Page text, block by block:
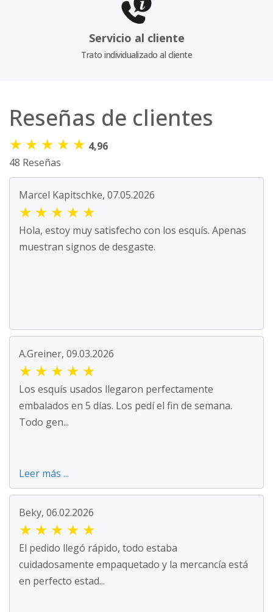
Servicio al cliente
Trato individualizado al cliente
Reseñas de clientes
★ ★ ★ ★ ★ 4,96
48 Reseñas
Marcel Kapitschke, 07.05.2026
★ ★ ★ ★ ★
Hola, estoy muy satisfecho con los esquís. Apenas
muestran signos de desgaste.
A.Greiner, 09.03.2026
★ ★ ★ ★ ★
Los esquís usados llegaron perfectamente
embalados en 5 días. Los pedí el fin de semana.
Todo gen...
Leer más ...
Beky, 06.02.2026
★ ★ ★ ★ ★
El pedido llegó rápido, todo estaba
cuidadosamente empaquetado y la mercancía está
en perfecto estad...